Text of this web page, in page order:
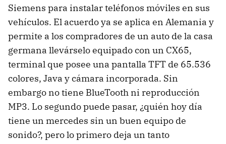
Siemens para instalar teléfonos móviles en sus
vehículos. El acuerdo ya se aplica en Alemania y
permite a los compradores de un auto de la casa
germana llevárselo equipado con un CX65,
terminal que posee una pantalla TFT de 65.536
colores, Java y cámara incorporada. Sin
embargo no tiene BlueTooth ni reproducción
MP3. Lo segundo puede pasar, ¿quién hoy día
tiene un mercedes sin un buen equipo de
sonido?, pero lo primero deja un tanto